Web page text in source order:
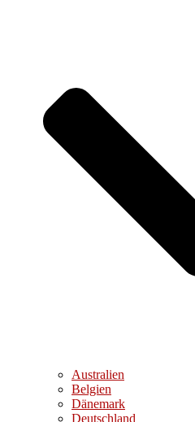
Australien
Belgien
Dänemark
Deutschland